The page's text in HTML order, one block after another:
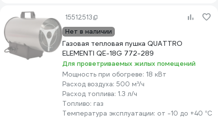
15512513
Нет в наличии
Газовая тепловая пушка QUATTRO
ELEMENTI QE-18G 772-289
Для проветриваемых жилых помещений
Мощность при обогреве: 18 кВт
Расход воздуха: 500 м³/ч
Расход топлива: 1.3 л/ч
Топливо: газ
Температура эксплуатации: от -10 до +40 °С